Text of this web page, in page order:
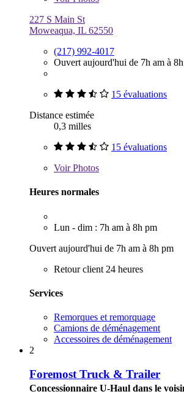
227 S Main St
Moweaqua, IL 62550
(217) 992-4017
Ouvert aujourd'hui de 7h am à
15 évaluations
Distance estimée
0,3 milles
15 évaluations
VoirPhotos
Heures normales
Lun - dim : 7h am à 8h pm
Ouvert aujourd'hui de 7h am à 8h pm
Retour client 24 heures
Services
Remorques et remorquage
Camions de déménagement
Accessoires de déménagement
2
Foremost Truck & Trailer
Concessionnaire U-Haul dans le